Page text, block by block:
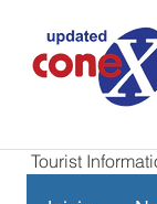
Tourist